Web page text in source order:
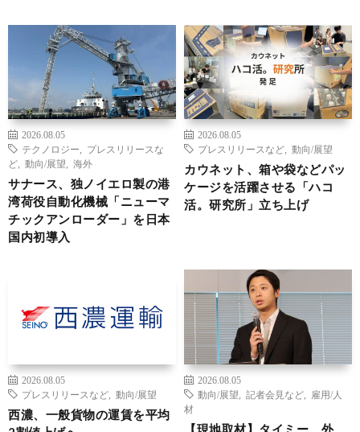
2026.08.05
テクノロジー
プレスリリースな
ど
動向/展望 海外
サナース、独ノイエロ製の港
湾荷役自動化機械「ニューマ
チックアンローダー」を日本
国内初導入
2026.08.05
プレスリリースなど
動向/展望
カウネット、箱や袋などパッ
ケージを活躍させる「ハコ
活。研究所」立ち上げ
2026.08.05
プレスリリースなど
動向/展望
西濃、一般貨物の運賃を平均
2026.08.05
動向/展望
記者会見など
雇用/人
材
【現地取材】タイミー、外